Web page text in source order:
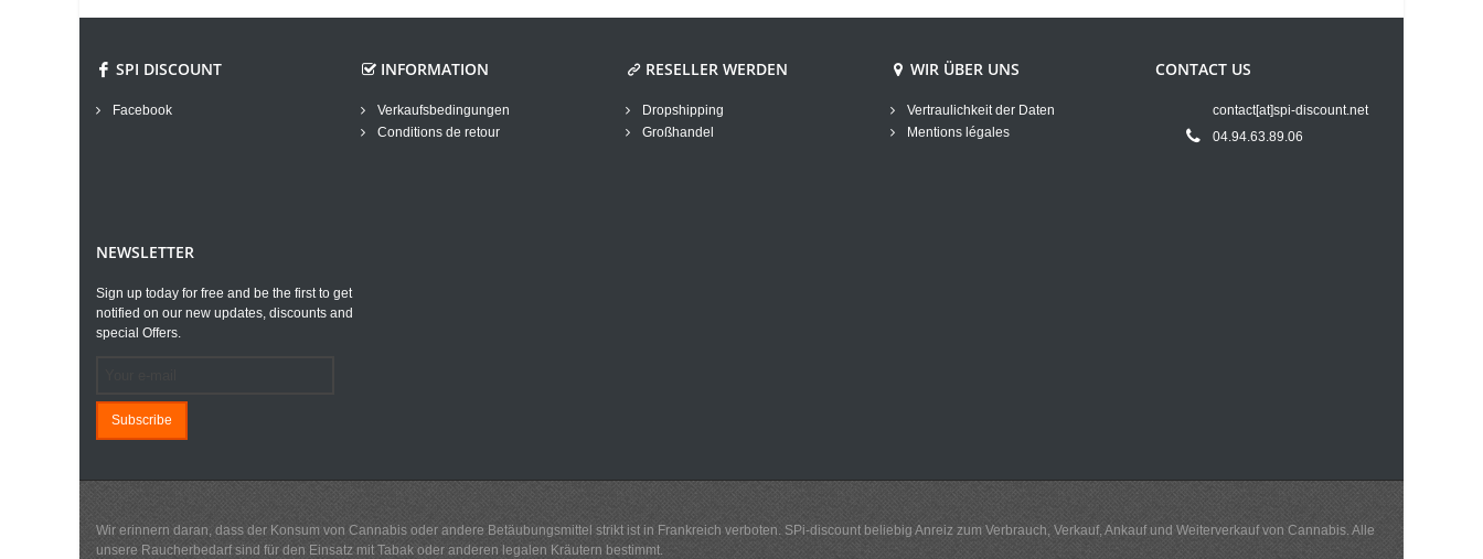
SPI DISCOUNT
Facebook
INFORMATION
Verkaufsbedingungen
Conditions de retour
RESELLER WERDEN
Dropshipping
Großhandel
WIR ÜBER UNS
Vertraulichkeit der Daten
Mentions légales
CONTACT US
contact[at]spi-discount.net
04.94.63.89.06
NEWSLETTER
Sign up today for free and be the first to get
notified on our new updates, discounts and
special Offers.
Subscribe
Wir erinnern daran, dass der Konsum von Cannabis oder andere Betäubungsmittel strikt ist in Frankreich verboten. SPi-discount beliebig Anreiz zum Verbrauch, Verkauf, Ankauf und Weiterverkauf von Cannabis. Alle
unsere Raucherbedarf sind für den Einsatz mit Tabak oder anderen legalen Kräutern bestimmt.